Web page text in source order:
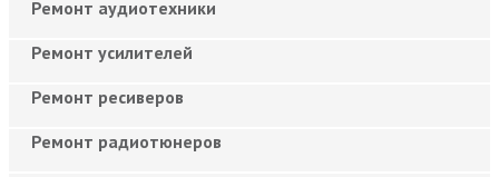
Ремонт аудиотехники
Ремонт усилителей
Ремонт ресиверов
Ремонт радиотюнеров